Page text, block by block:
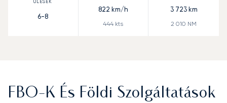
6-8
822 km/h
444 kts
3 723km
2 010 NM
FBO-K És Földi Szolgáltatások